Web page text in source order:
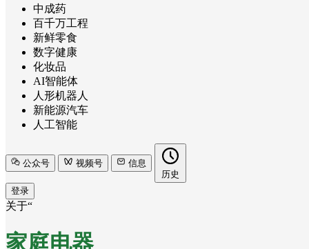
中成药
百千万工程
新鲜零食
数字健康
化妆品
AI智能体
人形机器人
新能源汽车
人工智能
公众号 视频号
信息
历史
登录
关于“
家庭电器